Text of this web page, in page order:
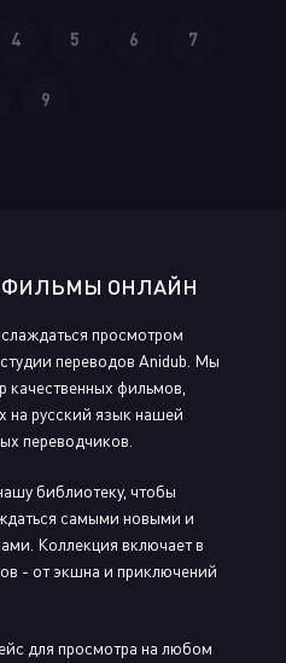
4 5 6 7
9
ФИЛЬМЫ ОНЛАЙН
просмотром
переводов Anidub. Мы
качественных фильмов,
на русский язык нашей
переводчиков.
библиотеку, чтобы
самыми новыми и
Коллекция включает в
- от экшна и приключений
для просмотра на любом